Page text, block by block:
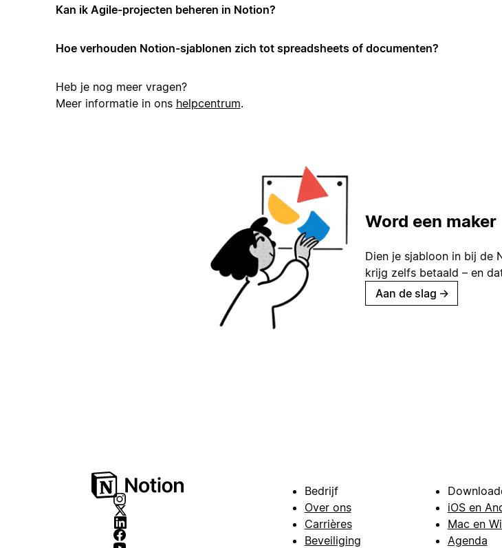
Kan ik Agile-projecten beheren in Notion?
Hoe verhouden Notion-sjablonen zich tot spreadsheets of documenten?
Heb je nog meer vragen?
Meer informatie in ons helpcentrum.
Word een maker
Dien je sjabloon in bij de
krijg zelfs betaald – en
Aan de slag →
Bedrijf
Over ons
Carrières
Beveiliging
iOS en
Mac en
Agenda